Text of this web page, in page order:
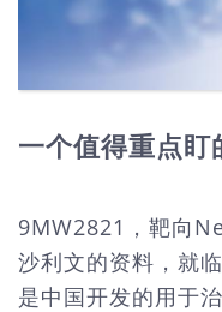
一个值得重点盯
9MW2821，靶向
沙利文的资料，就
是中国开发的用于